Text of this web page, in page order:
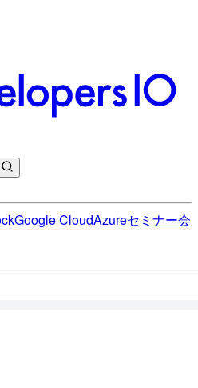
Google CloudAzureセミナー会